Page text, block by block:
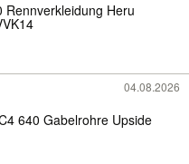
Rennverkleidung Heru
04.08.2026
640 Gabelrohre Upside